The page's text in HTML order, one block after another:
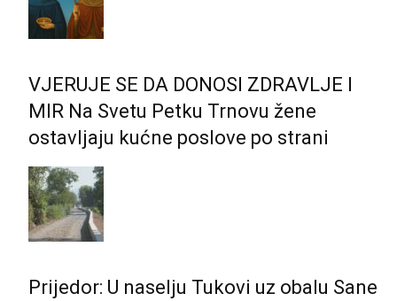
VJERUJE SE DA DONOSI ZDRAVLJE I
MIR Na Svetu Petku Trnovu žene
ostavljaju kućne poslove po strani
Prijedor: U naselju Tukovi uz obalu Sane